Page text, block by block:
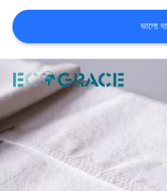
আবেদন
খবর
ভালো